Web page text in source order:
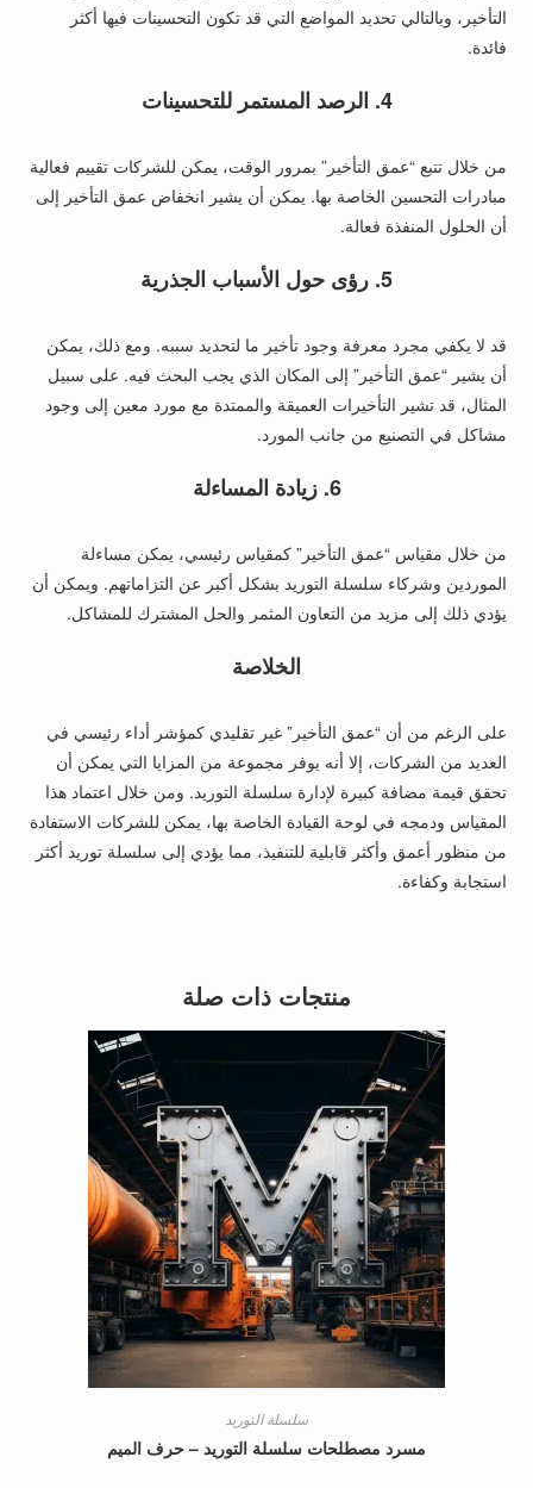
التأخير، وبالتالي تحديد المواضع التي قد تكون التحسينات فيها أكثر
فائدة.
4. الرصد المستمر للتحسينات
من خلال تتبع “عمق التأخير” بمرور الوقت، يمكن للشركات تقييم فعالية
مبادرات التحسين الخاصة بها. يمكن أن يشير انخفاض عمق التأخير إلى
أن الحلول المنفذة فعالة.
5. رؤى حول الأسباب الجذرية
قد لا يكفي مجرد معرفة وجود تأخير ما لتحديد سببه. ومع ذلك، يمكن
أن يشير “عمق التأخير” إلى المكان الذي يجب البحث فيه. على سبيل
المثال، قد تشير التأخيرات العميقة والممتدة مع مورد معين إلى وجود
مشاكل في التصنيع من جانب المورد.
6. زيادة المساءلة
من خلال مقياس “عمق التأخير” كمقياس رئيسي، يمكن مساءلة
الموردين وشركاء سلسلة التوريد بشكل أكبر عن التزاماتهم. ويمكن أن
يؤدي ذلك إلى مزيد من التعاون المثمر والحل المشترك للمشاكل.
الخلاصة
على الرغم من أن “عمق التأخير” غير تقليدي كمؤشر أداء رئيسي في
العديد من الشركات، إلا أنه يوفر مجموعة من المزايا التي يمكن أن
تحقق قيمة مضافة كبيرة لإدارة سلسلة التوريد. ومن خلال اعتماد هذا
المقياس ودمجه في لوحة القيادة الخاصة بها، يمكن للشركات الاستفادة
من منظور أعمق وأكثر قابلية للتنفيذ، مما يؤدي إلى سلسلة توريد أكثر
استجابة وكفاءة.
منتجات ذات صلة
سلسلة التوريد
مسرد مصطلحات سلسلة التوريد – حرف الميم